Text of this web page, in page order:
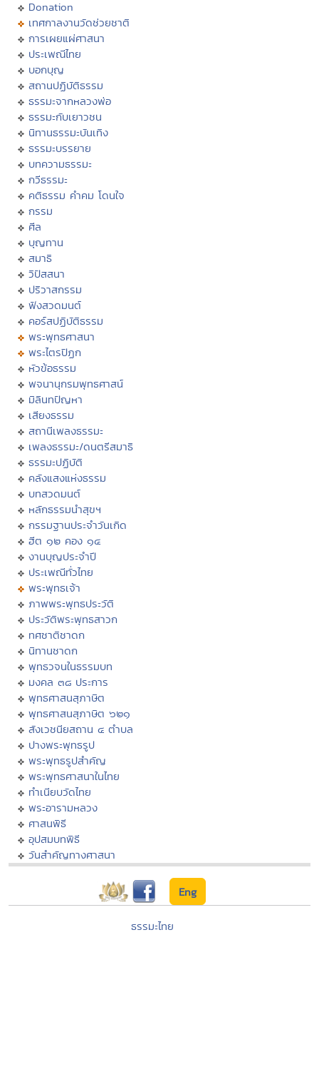
Donation
เทศกาลงานวัดช่วยชาติ
การเผยแผ่ศาสนา
ประเพณีไทย
บอกบุญ
สถานปฏิบัติธรรม
ธรรมะจากหลวงพ่อ
ธรรมะกับเยาวชน
นิทานธรรมะบันเทิง
ธรรมะบรรยาย
บทความธรรมะ
กวีธรรมะ
คติธรรม คำคม โดนใจ
กรรม
ศีล
บุญทาน
สมาธิ
วิปัสสนา
ปริวาสกรรม
ฟังสวดมนต์
คอร์สปฏิบัติธรรม
พระพุทธศาสนา
พระไตรปิฏก
หัวข้อธรรม
พจนานุกรมพุทธศาสน์
มิลินทปัญหา
เสียงธรรม
สถานีเพลงธรรมะ
เพลงธรรมะ/ดนตรีสมาธิ
ธรรมะปฏิบัติ
คลังแสงแห่งธรรม
บทสวดมนต์
หลักธรรมนำสุขฯ
กรรมฐานประจำวันเกิด
ฮีต ๑๒ คอง ๑๔
งานบุญประจำปี
ประเพณีทั่วไทย
พระพุทธเจ้า
ภาพพระพุทธประวัติ
ประวัติพระพุทธสาวก
ทศชาติชาดก
นิทานชาดก
พุทธวจนในธรรมบท
มงคล ๓๘ ประการ
พุทธศาสนสุภาษิต
พุทธศาสนสุภาษิต ๖๒๑
สังเวชนียสถาน ๔ ตำบล
ปางพระพุทธรูป
พระพุทธรูปสำคัญ
พระพุทธศาสนาในไทย
ทำเนียบวัดไทย
พระอารามหลวง
ศาสนพิธี
อุปสมบทพิธี
วันสำคัญทางศาสนา
Eng
ธรรมะไทย